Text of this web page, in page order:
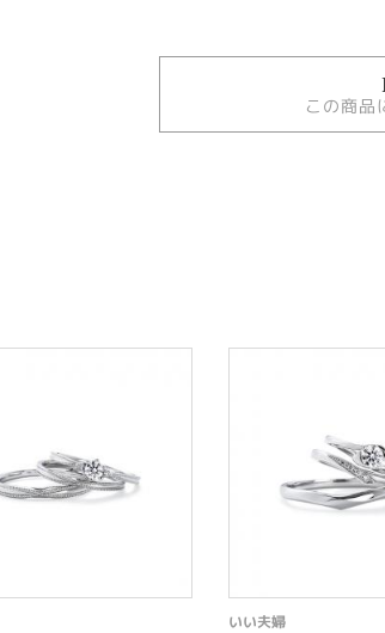
この商品
いい夫婦